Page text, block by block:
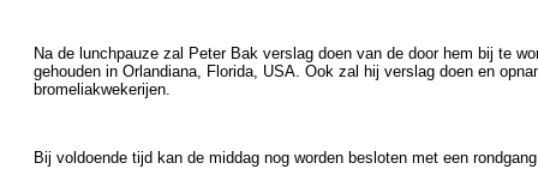
Na de lunchpauze zal Peter Bak verslag doen van de door hem bij te
gehouden in Orlandiana, Florida, USA. Ook zal hij verslag doen en
bromeliakwekerijen.
Bij voldoende tijd kan de middag nog worden besloten met een